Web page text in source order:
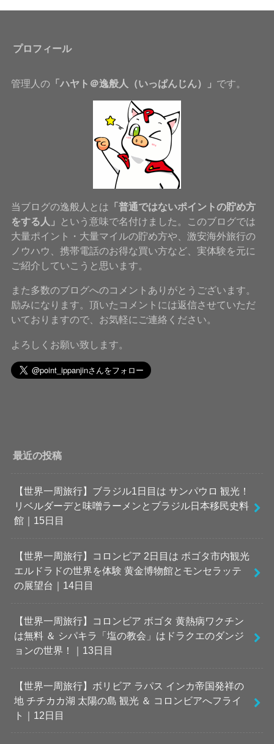
プロフィール
管理人の「ハヤト＠逸般人（いっぱんじん）」 です。
当ブログの逸般人とは 「普通ではないポイントの貯め方
をする人」
という意味で名付けました。このブログでは
大量ポイント・大量マイルの貯め方や、激安海外旅行の
ノウハウ、携帯電話のお得な買い方など、実体験を元に
ご紹介していこうと思います。
また多数のブログへのコメントありがとうございます。
励みになります。頂いたコメントには返信させていただ
いておりますので、お気軽にご連絡ください。
よろしくお願い致します。
最近の投稿
【世界一周旅行】ブラジル1日目は サンパウロ 観光！
リベルダーデと味噌ラーメンとブラジル日本移民史料
館｜15日目
【世界一周旅行】コロンビア 2日目は ボゴタ市内観光
エルドラドの世界を体験 黄金博物館とモンセラッテ
の展望台｜14日目
【世界一周旅行】コロンビア ボゴタ 黄熱病ワクチン
は無料 ＆ シパキラ「塩の教会」はドラクエのダンジ
ョンの世界！｜13日目
【世界一周旅行】ボリビア ラパス インカ帝国発祥の
地 チチカカ湖 太陽の島 観光 ＆ コロンビアへフライ
ト｜12日目